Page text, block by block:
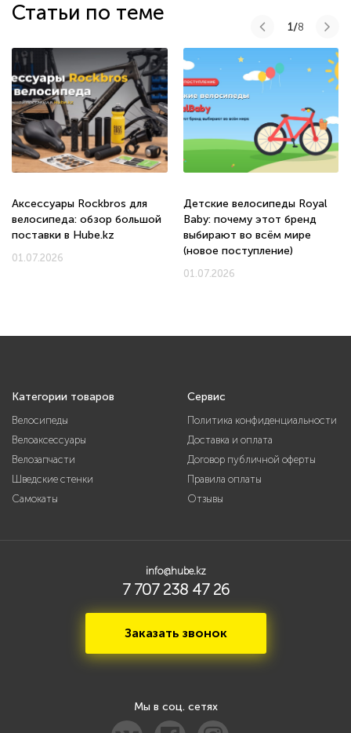
Статьи по теме
Аксессуары Rockbros для
велосипеда: обзор большой
поставки в Hube.kz
01.07.2026
Детские велосипеды Royal
Baby: почему этот бренд
выбирают во всём мире
(новое поступление)
01.07.2026
1/8
Категории товаров
Велосипеды
Велоаксессуары
Велозапчасти
Шведские стенки
Самокаты
Сервис
Политика конфиденциальности
Доставка и оплата
Договор публичной оферты
Правила оплаты
Отзывы
info@hube.kz
7 707 238 47 26
Заказать звонок
Мы в соц. сетях